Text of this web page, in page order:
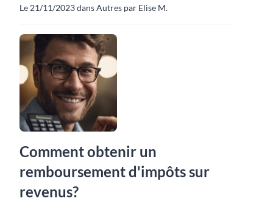
Le 21/11/2023 dans Autres par Elise M.
Comment obtenir un
remboursement d'impôts sur
revenus?